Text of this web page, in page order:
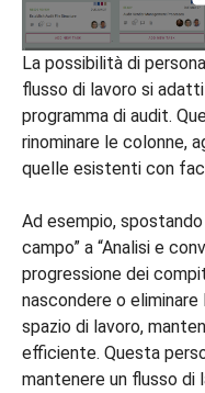
La possibilità di
flusso di lavoro si
programma di audit.
rinominare le colonne,
quelle esistenti con
Ad esempio,
campo” a “Analisi e
progressione dei
nascondere o
spazio di lavoro,
efficiente. Questa
mantenere un flusso di